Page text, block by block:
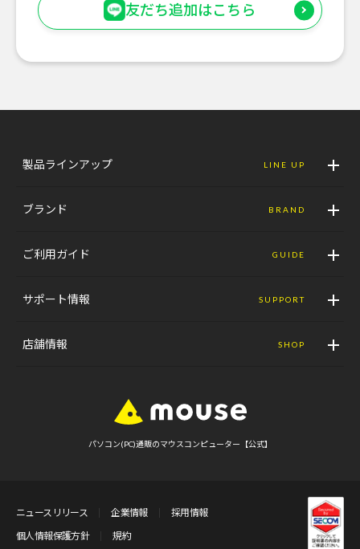
友だち追加はこちら
製品ラインアップ LINE UP
ブランド BRAND
ご利用ガイド GUIDE
サポート情報 SUPPORT
店舗情報 SHOP
パソコン(PC)通販のマウスコンピューター【公式】
ニュースリリース 企業情報
採用情報
個人情報保護方針
規約